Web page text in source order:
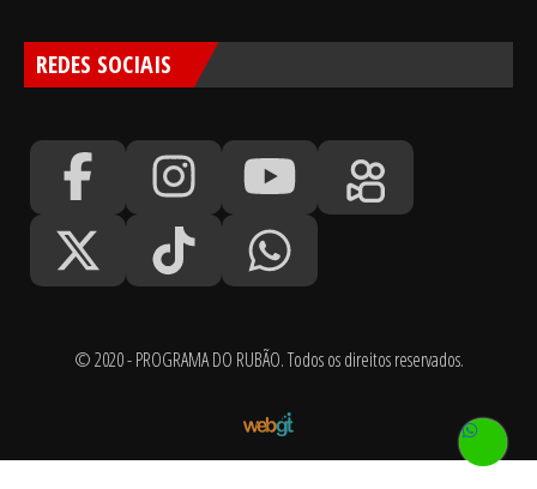
REDES SOCIAIS
© 2020 - PROGRAMA DO RUBÃO. Todos os direitos reservados.